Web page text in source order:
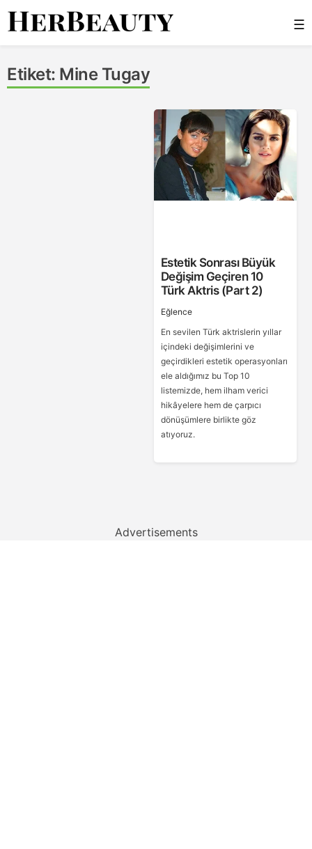
Skip
☰
Etiket: Mine Tugay
Estetik Sonrası Büyük
Değişim Geçiren 10
Türk Aktris (Part 2)
Eğlence
En sevilen Türk aktrislerin yıllar
içindeki değişimlerini ve
geçirdikleri estetik operasyonları
ele aldığımız bu Top 10
listemizde, hem ilham verici
hikâyelere hem de çarpıcı
dönüşümlere birlikte göz
atıyoruz.
Advertisements